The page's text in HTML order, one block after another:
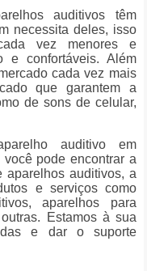
auditivos têm
necessita deles, isso
vez menores e
e confortáveis. Além
cada vez mais
que garantem a
de sons de celular,
auditivo em
pode encontrar a
auditivos, a
e serviços como
aparelhos para
Estamos à sua
e dar o suporte